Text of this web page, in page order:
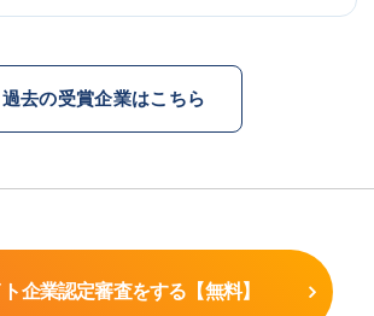
過去の受賞企業はこちら
企業認定審査をする【無料】